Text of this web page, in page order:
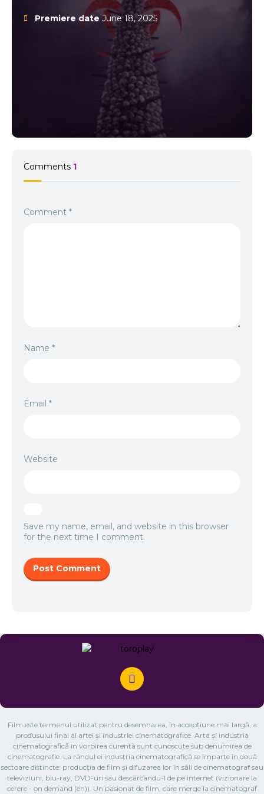
Premiere date June 18, 2025
Comments 1
Comment *
Name *
Email *
Website
Save my name, email, and website in this browser
for the next time I comment.
Film este termenul utilizat pentru desemnarea, în accepțiune mai largă, a
produsului final al artei și industriei cinematografice. Arta și industria
cinematografică în vorbirea curentă sunt cunoscute sub denumirea de
cinematografie. La rândul ei industria cinematografică se împarte în două
sectoare distincte: producția de film și difuzarea lor în săli de cinematograf sau
televiziuni, blu-ray, DVD-uri sau descărcându-l de pe internet (vizionare la
cerere - on demand (en)). Un pasionat de film, care merge la cinematograf